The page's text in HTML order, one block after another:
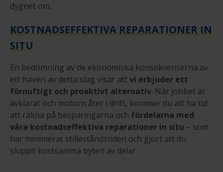
dygnet om.
KOSTNADSEFFEKTIVA REPARATIONER IN
SITU
En bedömning av de ekonomiska konsekvenserna av
ett haveri av detta slag visar attvi erbjuder ett
förnuftigt och proaktivt alternativ. När jobbet är
avklarat och motorn åter i drift, kommer du att ha tid
att räkna på besparingarna och fördelarna med
våra kostnadseffektiva reparationer in situ – som
har minimerat stilleståndstiden och gjort att du
sluppit kostsamma byten av delar.